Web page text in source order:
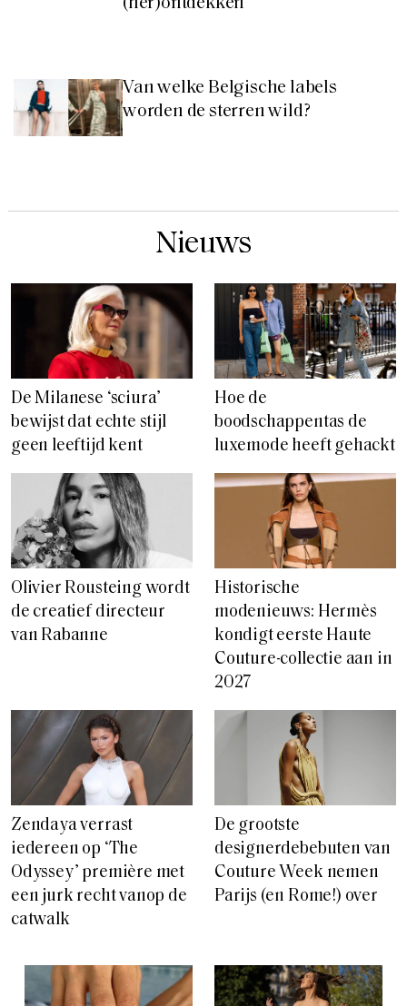
Van welke Belgische labels
De Milanese ‘sciura’
bewijst dat echte stijl
geen leeftijd kent
Hoe de
boodschappentas de
luxemode heeft gehackt
Olivier Rousteing wordt
de creatief directeur
van Rabanne
Historische
modenieuws: Hermès
kondigt eerste Haute
Couture-collectie aan in
2027
Zendaya verrast
iedereen op ‘The
Odyssey’ première met
een jurk recht vanop de
catwalk
De grootste
designerdebebuten van
Couture Week nemen
Parijs (en Rome!) over